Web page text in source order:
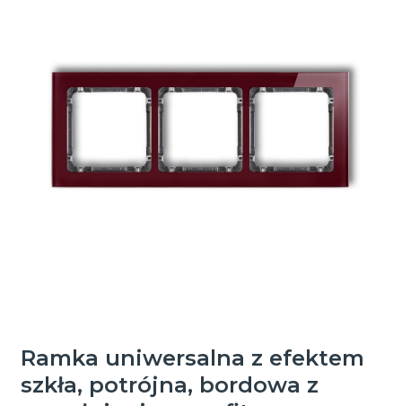
Ramka uniwersalna z efektem
szkła, potrójna, bordowa z